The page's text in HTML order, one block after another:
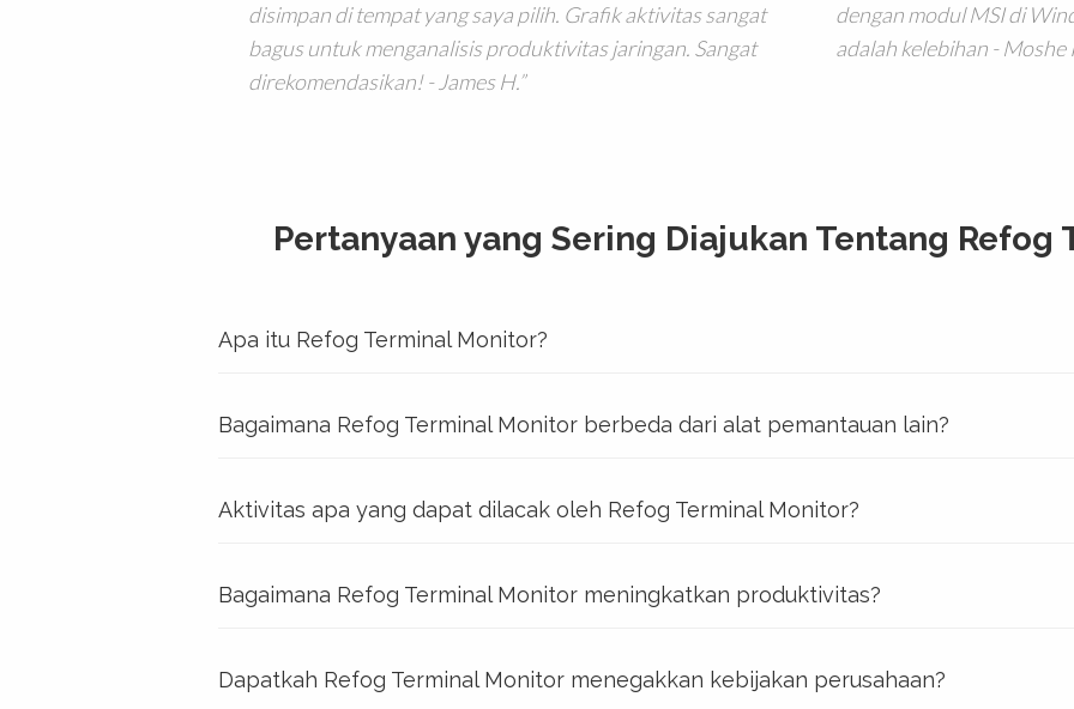
disimpan di tempat yang saya pilih. Grafik aktivitas sangat
bagus untuk menganalisis produktivitas jaringan. Sangat
direkomendasikan! - James H.
dengan modul MSI di
adalah kelebihan - Moshe
Pertanyaan yang Sering Diajukan Tentang Refog
Apa itu Refog Terminal Monitor?
Bagaimana Refog Terminal Monitor berbeda dari alat pemantauan lain?
Aktivitas apa yang dapat dilacak oleh Refog Terminal Monitor?
Bagaimana Refog Terminal Monitor meningkatkan produktivitas?
Dapatkah Refog Terminal Monitor menegakkan kebijakan perusahaan?